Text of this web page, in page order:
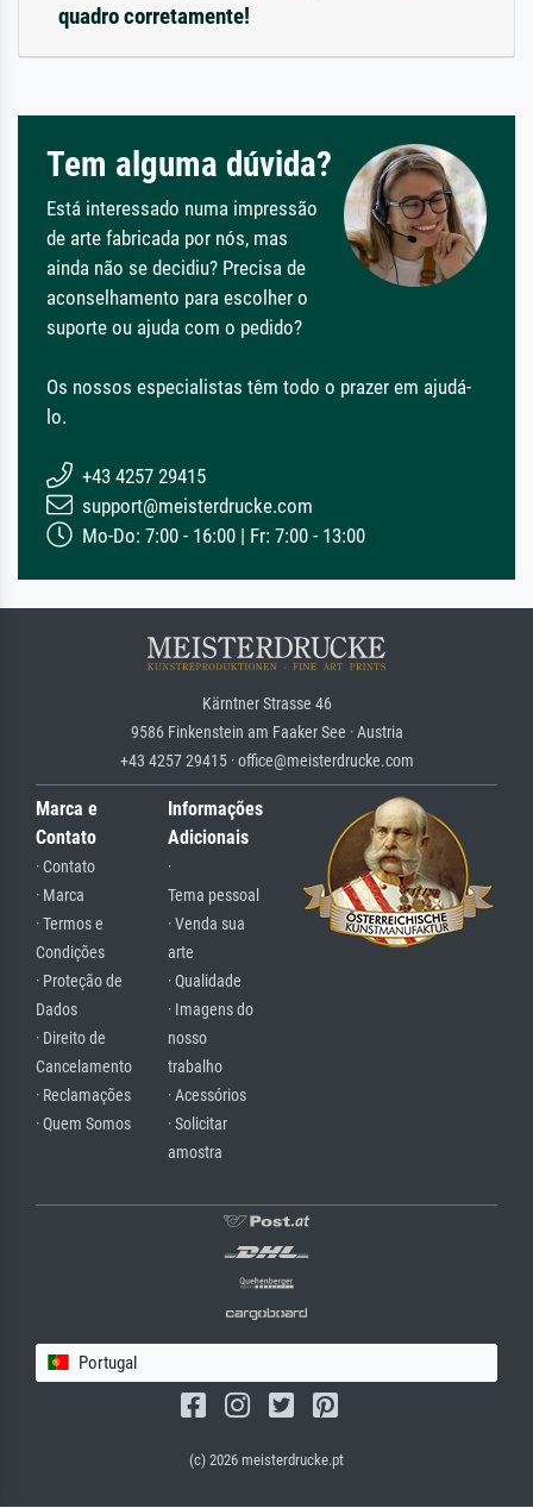
quadro corretamente!
Tem alguma dúvida?
Está interessado numa impressão
de arte fabricada por nós, mas
ainda não se decidiu? Precisa de
aconselhamento para escolher o
suporte ou ajuda com o pedido?
Os nossos especialistas têm todo o prazer em ajudá-
lo.
+43 4257 29415
support@meisterdrucke.com
Mo-Do: 7:00 - 16:00 | Fr: 7:00 - 13:00
Kärntner Strasse 46
9586 Finkenstein am Faaker See · Austria
+43 4257 29415 · office@meisterdrucke.com
Marca e
Contato
· Contato
· Marca
· Termos e
Condições
· Proteção de
Dados
· Direito de
Cancelamento
· Reclamações
· Quem Somos
Informações
Adicionais
·
Tema pessoal
· Venda sua
arte
· Qualidade
· Imagens do
nosso
trabalho
· Acessórios
· Solicitar
amostra
Portugal
(c) 2026 meisterdrucke.pt